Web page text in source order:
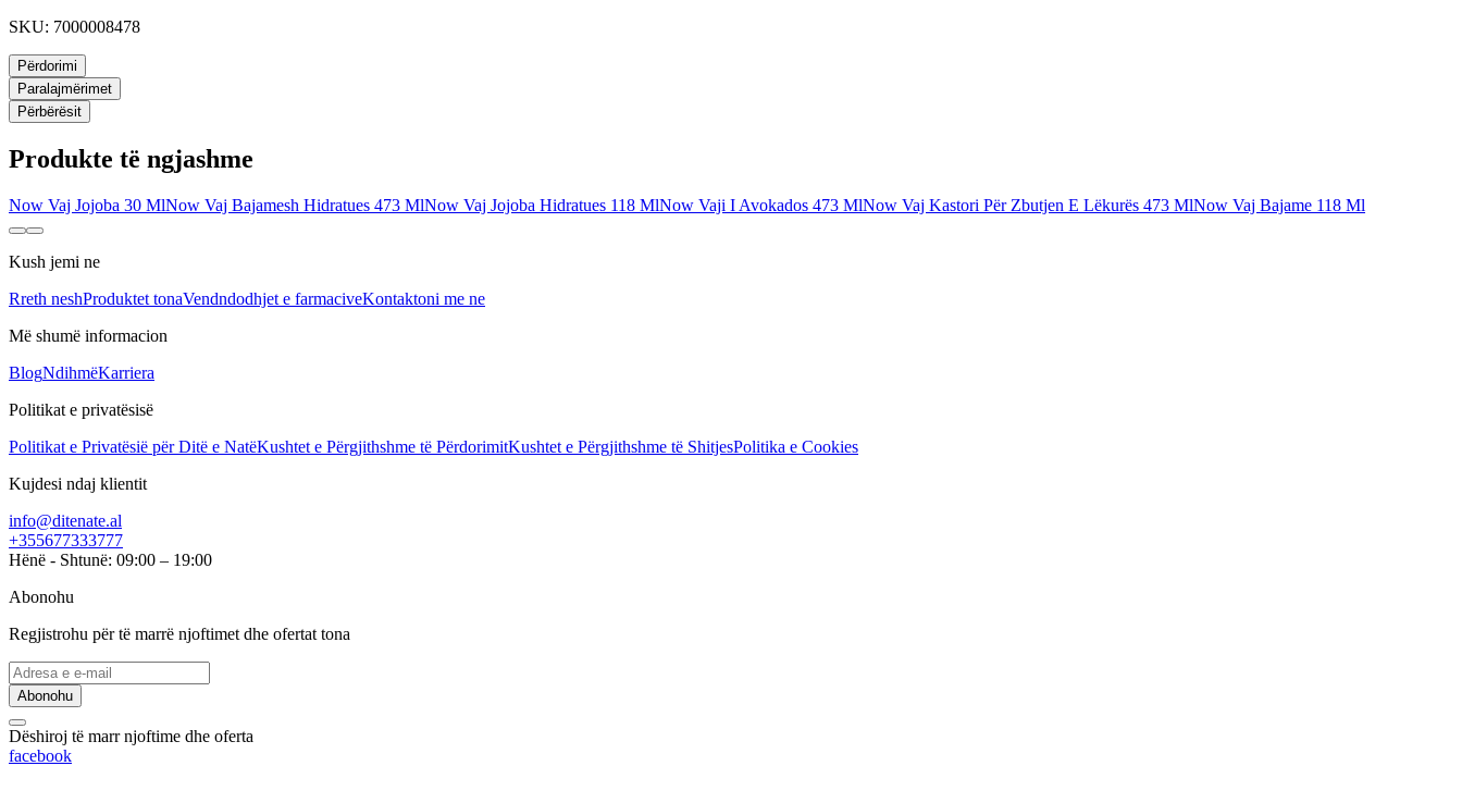
SKU: 7000008478
Përdorimi
Paralajmërimet
Përbërësit
Produkte të ngjashme
Now Vaj Jojoba 30 MlNow Vaj Bajamesh Hidratues 473 MlNow Vaj Jojoba Hidratues 118 MlNow Vaji I Avokados 473 MlNow Vaj Kastori Për Zbutjen E Lëkurës 473 MlNow Vaj Bajame 118 Ml
Kush jemi ne
Rreth neshProduktet tonaVendndodhjet e farmaciveKontaktoni me ne
Më shumë informacion
BlogNdihmëKarriera
Politikat e privatësisë
Politikat e Privatësië për Ditë e NatëKushtet e Përgjithshme të PërdorimitKushtet e Përgjithshme të ShitjesPolitika e Cookies
Kujdesi ndaj klientit
info@ditenate.al
+355677333777
Hënë - Shtunë: 09:00 – 19:00
Abonohu
Regjistrohu për të marrë njoftimet dhe ofertat tona
Abonohu
Dëshiroj të marr njoftime dhe oferta
facebook